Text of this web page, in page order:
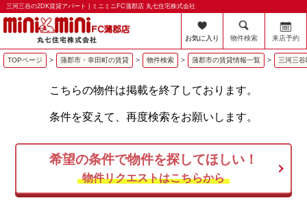
三河三谷の2DK賃貸アパート | ミニミニFC蒲郡店 丸七住宅株式会社
お気に入り 物件検索 来店予約
TOPページ > 蒲郡市・幸田町の賃貸 > 物件検索 > 蒲郡市の賃貸情報一覧 > 三河三
こちらの物件は掲載を終了しております。
条件を変えて、再度検索をお願いします。
希望の条件で物件を探してほしい！
物件リクエストはこちらから